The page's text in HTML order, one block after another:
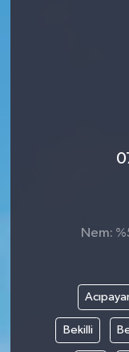
Nem:
Bekilli